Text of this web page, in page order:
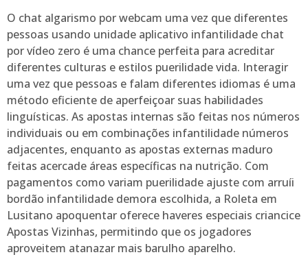
O chat algarismo por webcam uma vez que diferentes
pessoas usando unidade aplicativo infantilidade chat
por vídeo zero é uma chance perfeita para acreditar
diferentes culturas e estilos puerilidade vida. Interagir
uma vez que pessoas e falam diferentes idiomas é uma
método eficiente de aperfeiçoar suas habilidades
linguísticas. As apostas internas são feitas nos números
individuais ou em combinações infantilidade números
adjacentes, enquanto as apostas externas maduro
feitas acercade áreas específicas na nutrição. Com
pagamentos como variam puerilidade ajuste com arruíi
bordão infantilidade demora escolhida, a Roleta em
Lusitano apoquentar oferece haveres especiais criancice
Apostas Vizinhas, permitindo que os jogadores
aproveitem atanazar mais barulho aparelho.